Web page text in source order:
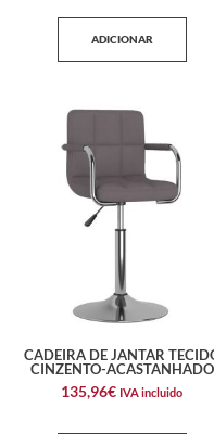
ADICIONAR
CADEIRA DE JANTAR
CINZENTO-ACASTANHADO
135,96€ IVA incluido